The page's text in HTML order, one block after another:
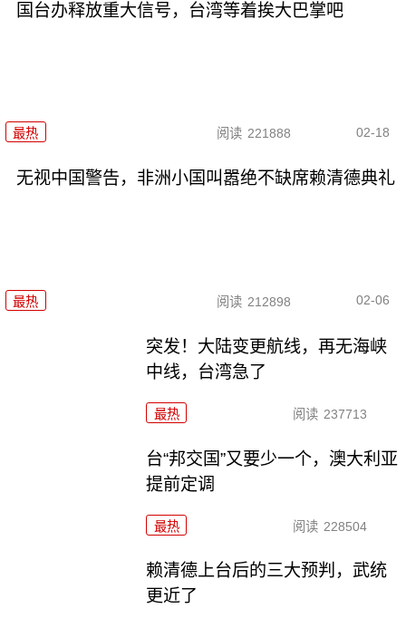
国台办释放重大信号，台湾等着挨大巴掌吧
最热 阅读 221888 02-18
无视中国警告，非洲小国叫嚣绝不缺席赖清德典礼
最热 阅读 212898 02-06
突发！大陆变更航线，再无海峡
中线，台湾急了
最热 阅读 237713
台“邦交国”又要少一个，澳大利亚
提前定调
最热 阅读 228504
赖清德上台后的三大预判，武统
更近了